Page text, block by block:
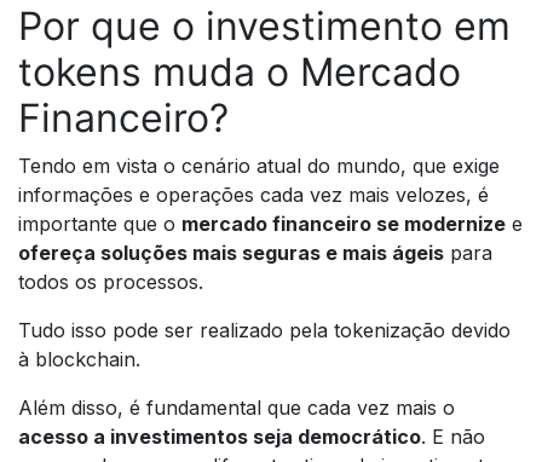
Por que o investimento em
tokens muda o Mercado
Financeiro?
Tendo em vista o cenário atual do mundo, que exige
informações e operações cada vez mais velozes, é
importante que o mercado financeiro se modernize e
ofereça soluções mais seguras e mais ágeis para
todos os processos.
Tudo isso pode ser realizado pela tokenização devido
à blockchain.
Além disso, é fundamental que cada vez mais o
acesso a investimentos seja democrático. E não